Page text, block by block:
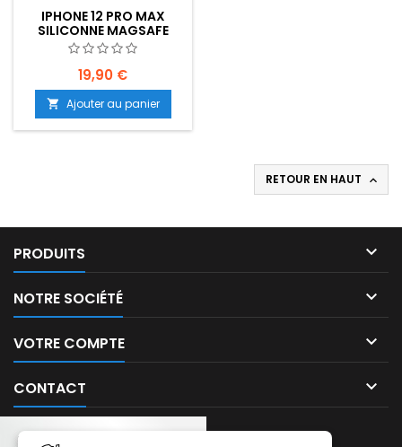
IPHONE 12 PRO MAX
SILICONNE MAGSAFE
TRANSPARENT -
EMPLACEMENT: Z02-
B60-E05
19,90 €
 Ajouter au panier
RETOUR EN HAUT 
PRODUITS 
NOTRE SOCIÉTÉ 
VOTRE COMPTE 
CONTACT 